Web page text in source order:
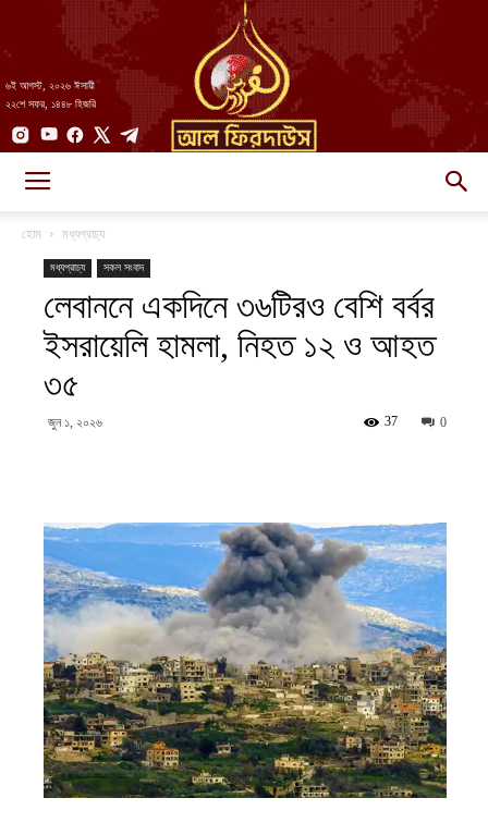
৬ই আগস্ট, ২০২৬ ঈসায়ী
২২শে সফর, ১৪৪৮ হিজরি
||
হোম মধ্যপ্রাচ্য
মধ্যপ্রাচ্য সকল সংবাদ
লেবাননে একদিনে ৩৬টিরও বেশি বর্বর
ইসরায়েলি হামলা, নিহত ১২ ও আহত
৩৫
জুন ১, ২০২৬ 0
37